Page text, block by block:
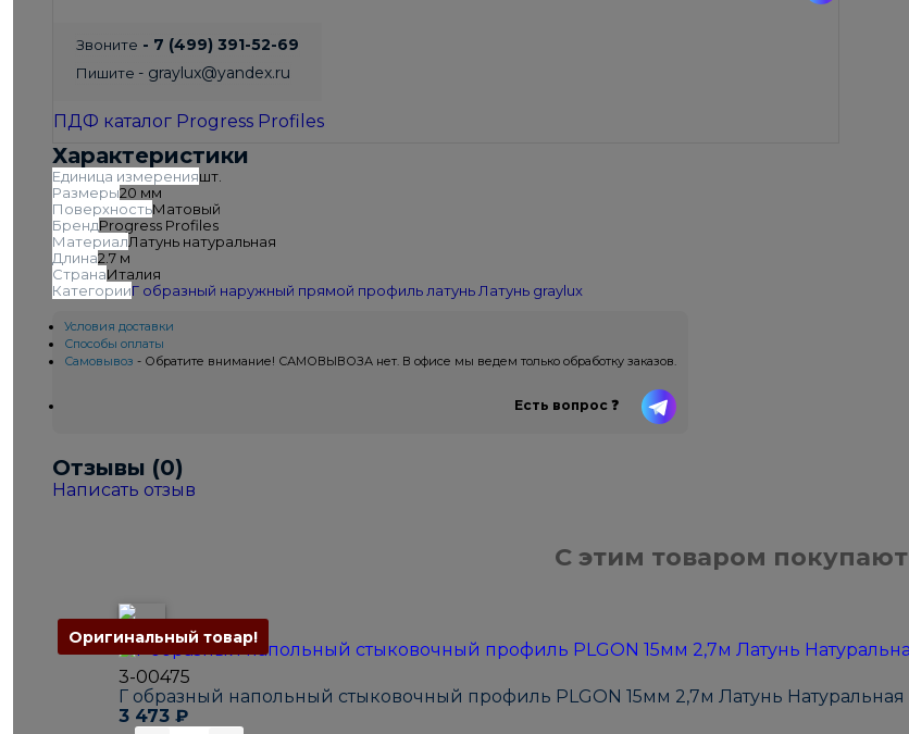
Звоните - 7 (499) 391-52-69
Пишите - graylux@yandex.ru
ПДФ каталог Progress Profiles
Характеристики
Единица измеренияшт.
Размеры20 мм
ПоверхностьМатовый
БрендProgress Profiles
МатериалЛатунь натуральная
Длина2.7 м
СтранаИталия
КатегорииГ образный наружный прямой профиль латунь Латунь graylux
Условия доставки
Способы оплаты
Самовывоз - Обратите внимание! САМОВЫВОЗА нет. В офисе мы ведем только обработку заказов.
Есть вопрос ❓
Отзывы (0)
Написать отзыв
С этим товаром покупают
3-00475
Г образный напольный стыковочный профиль PLGON 15мм 2,7м Латунь Натуральная
3 473 ₽
Оригинальный товар!